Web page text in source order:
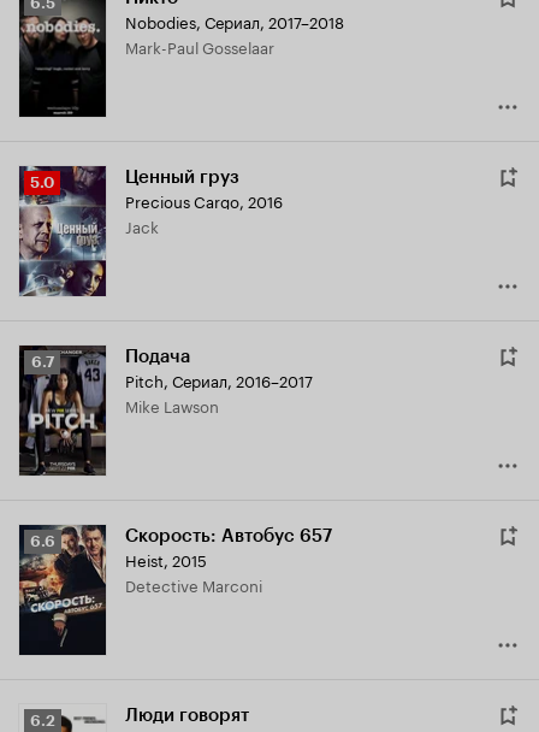
Кинопоиска
6.5
Nobodies, Сериал, 2017–2018
Mark-Paul Gosselaar
Рейтинг
Кинопоиска
5.0
5.0 Ценный груз
Precious Cargo, 2016
Jack
Рейтинг
Кинопоиска
6.7
6.7 Подача
Pitch, Сериал, 2016–2017
Mike Lawson
Рейтинг
Кинопоиска
6.6
6.6 Скорость: Автобус 657
Heist, 2015
Detective Marconi
Рейтинг
6.2 Люди говорят